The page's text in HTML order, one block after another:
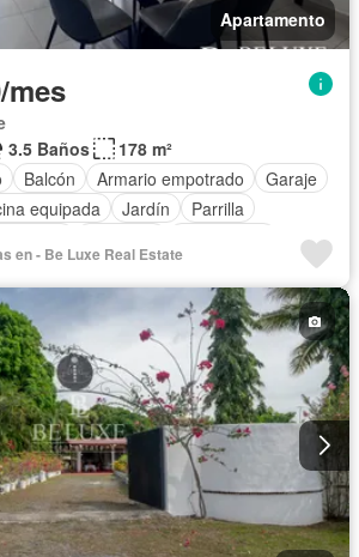
Apartamento
mes
3.5 Baños
178 m²
Balcón Armario empotrado
Garaje
equipada Jardín
Parrilla
Seguridad Piscina Cancha de tenis
en - Be Luxe Real Estate